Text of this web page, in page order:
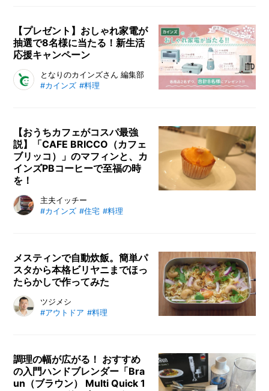
いカップ麺は、どうやって作られて
いるのか？そもそも、ホームセンタ
ーがオリジナルで食品を作るものな
のか？カインズでカップ麺の開発を
担当した菊地貴志に話を聞いてみま
【プレゼント】おしゃれ家電が
抽選で8名様に当たる！新生活
応援キャンペーン
4月は入学や進級、新社会人など新
たなスタートの季節です。そんな新
シリーズが、抽選で計8名様に当た
るプレゼントキャンペーンをご用意
しました！ たくさんのご応募お待
ちしています！！
となりのカインズさん 編集部
#カインズ #料理
【おうちカフェがコスパ最強
説】「CAFE BRICCO（カフェ
ブリッコ）」のマフィンと、カ
インズPBコーヒーで至福の時
を！
おうちカフェで至福の時を！ カイ
ンズPBブランドの淹れたてコーヒ
ォーマーや使用した食器まで、おう
ちカフェで揃えた全商品を徹底レビ
ュー。良質なリラックス生活、始め
ませんか。
主夫イッチー
#カインズ #住宅 #料理
メスティンで自動炊飯。簡単パ
スタから本格ビリヤニまでほっ
たらかしで作ってみた
キャンプで使用されるアルミ製の調
理器具・メスティンを使ったレシピ
簡単に作れるのが魅力です。今回
は、和風炊き込みご飯、ビリヤニ風
炊き込みご飯、さらに本格的なビリ
ツジメシ
#アウトドア #料理
調理の幅が広がる！ おすすめ
の入門ハンドブレンダー「Bra
un（ブラウン） Multi Quick 1